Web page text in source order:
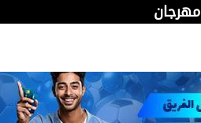
مهرجان قابس…